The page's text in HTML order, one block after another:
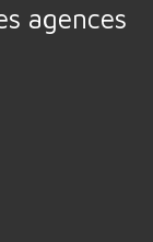
agences